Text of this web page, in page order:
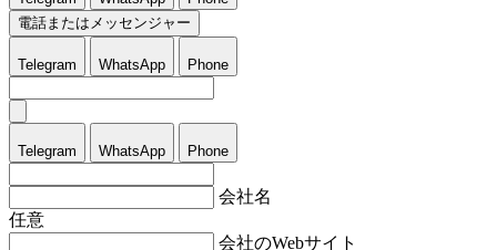
電話またはメッセンジャー
Telegram WhatsApp Phone
Telegram WhatsApp Phone
会社名
任意
会社のWebサイト